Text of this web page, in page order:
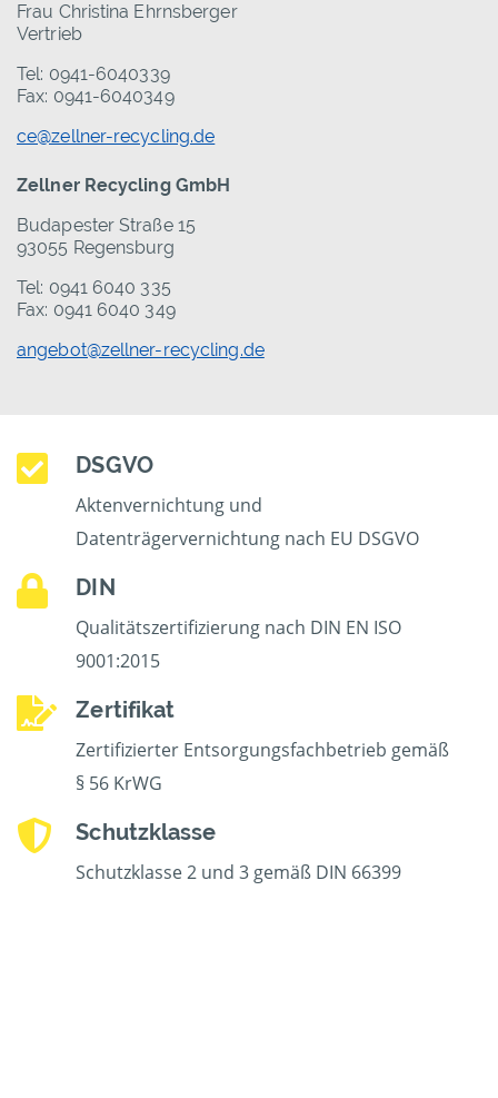
Frau Christina Ehrnsberger
Vertrieb
Tel: 0941-6040339
Fax: 0941-6040349
ce@zellner-recycling.de
Zellner Recycling GmbH
Budapester Straße 15
93055 Regensburg
Tel: 0941 6040 335
Fax: 0941 6040 349
angebot@zellner-recycling.de
DSGVO
Aktenvernichtung und
Datenträgervernichtung nach EU DSGVO
DIN
Qualitätszertifizierung nach DIN EN ISO
9001:2015
Zertifikat
Zertifizierter Entsorgungsfachbetrieb gemäß
§ 56 KrWG
Schutzklasse
Schutzklasse 2 und 3 gemäß DIN 66399